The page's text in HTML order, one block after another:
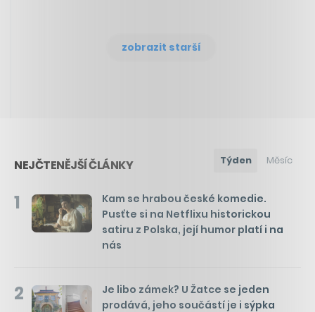
zobrazit starší
NEJČTENĚJŠÍ ČLÁNKY Týden Měsíc
1
Kam se hrabou české komedie.
Pusťte si na Netflixu historickou
satiru z Polska, její humor platí i na
nás
2
Je libo zámek? U Žatce se jeden
prodává, jeho součástí je i sýpka